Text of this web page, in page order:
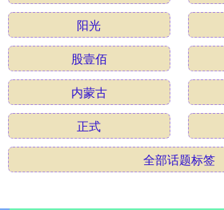
阳光
股壹佰
内蒙古
正式
全部话题标签